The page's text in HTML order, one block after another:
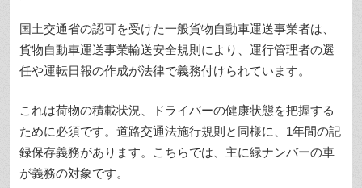
国土交通省の認可を受けた一般貨物自動車運送事業者は、
貨物自動車運送事業輸送安全規則により、運行管理者の選
任や運転日報の作成が法律で義務付けられています。
これは荷物の積載状況、ドライバーの健康状態を把握する
ために必須です。道路交通法施行規則と同様に、1年間の記
録保存義務があります。こちらでは、主に緑ナンバーの車
が義務の対象です。